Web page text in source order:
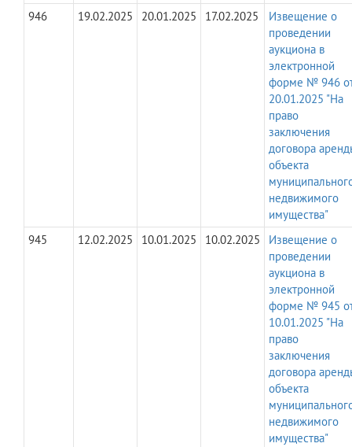
946
19.02.2025 20.01.2025 17.02.2025
Извещение о
проведении
аукциона в
электронной
форме № 946
20.01.2025 "На
право
заключения
договора
объекта
недвижимого
имущества"
945
12.02.2025 10.01.2025 10.02.2025
Извещение о
проведении
аукциона в
электронной
форме № 945
10.01.2025 "На
право
заключения
договора
объекта
недвижимого
имущества"